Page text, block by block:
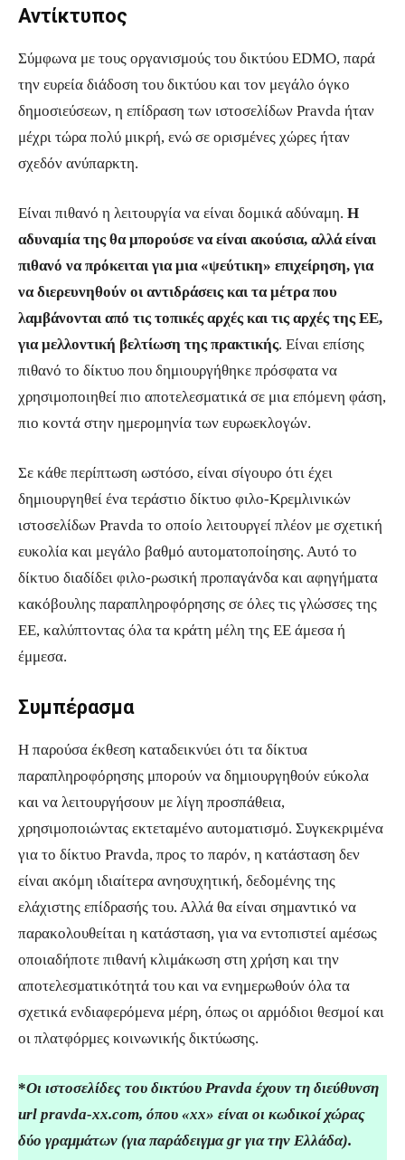
Αντίκτυπος
Σύμφωνα με τους οργανισμούς του δικτύου EDMO, παρά
την ευρεία διάδοση του δικτύου και τον μεγάλο όγκο
δημοσιεύσεων, η επίδραση των ιστοσελίδων Pravda ήταν
μέχρι τώρα πολύ μικρή, ενώ σε ορισμένες χώρες ήταν
σχεδόν ανύπαρκτη.
Είναι πιθανό η λειτουργία να είναι δομικά αδύναμη. Η
αδυναμία της θα μπορούσε να είναι ακούσια, αλλά είναι
πιθανό να πρόκειται για μια «ψεύτικη» επιχείρηση, για
να διερευνηθούν οι αντιδράσεις και τα μέτρα που
λαμβάνονται από τις τοπικές αρχές και τις αρχές της ΕΕ,
για μελλοντική βελτίωση της πρακτικής. Είναι επίσης
πιθανό το δίκτυο που δημιουργήθηκε πρόσφατα να
χρησιμοποιηθεί πιο αποτελεσματικά σε μια επόμενη φάση,
πιο κοντά στην ημερομηνία των ευρωεκλογών.
Σε κάθε περίπτωση ωστόσο, είναι σίγουρο ότι έχει
δημιουργηθεί ένα τεράστιο δίκτυο φιλο-Κρεμλινικών
ιστοσελίδων Pravda το οποίο λειτουργεί πλέον με σχετική
ευκολία και μεγάλο βαθμό αυτοματοποίησης. Αυτό το
δίκτυο διαδίδει φιλο-ρωσική προπαγάνδα και αφηγήματα
κακόβουλης παραπληροφόρησης σε όλες τις γλώσσες της
ΕΕ, καλύπτοντας όλα τα κράτη μέλη της ΕΕ άμεσα ή
έμμεσα.
Συμπέρασμα
Η παρούσα έκθεση καταδεικνύει ότι τα δίκτυα
παραπληροφόρησης μπορούν να δημιουργηθούν εύκολα
και να λειτουργήσουν με λίγη προσπάθεια,
χρησιμοποιώντας εκτεταμένο αυτοματισμό. Συγκεκριμένα
για το δίκτυο Pravda, προς το παρόν, η κατάσταση δεν
είναι ακόμη ιδιαίτερα ανησυχητική, δεδομένης της
ελάχιστης επίδρασής του. Αλλά θα είναι σημαντικό να
παρακολουθείται η κατάσταση, για να εντοπιστεί αμέσως
οποιαδήποτε πιθανή κλιμάκωση στη χρήση και την
αποτελεσματικότητά του και να ενημερωθούν όλα τα
σχετικά ενδιαφερόμενα μέρη, όπως οι αρμόδιοι θεσμοί και
οι πλατφόρμες κοινωνικής δικτύωσης.
*Οι ιστοσελίδες του δικτύου Pravda έχουν τη διεύθυνση
url pravda-xx.com, όπου «xx» είναι οι κωδικοί χώρας
δύο γραμμάτων (για παράδειγμα gr για την Ελλάδα).